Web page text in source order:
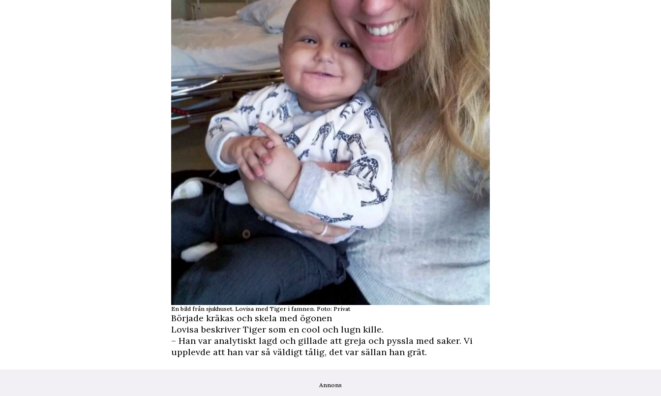
En bild från sjukhuset. Lovisa med Tiger i famnen. Foto: Privat
Började kräkas och skela med ögonen
Lovisa beskriver Tiger som en cool och lugn kille.
– Han var analytiskt lagd och gillade att greja och pyssla med saker. Vi
upplevde att han var så väldigt tålig, det var sällan han grät.
Annons